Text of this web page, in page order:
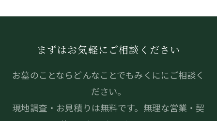
まずはお気軽にご相談ください
お墓のことならどんなことでもみくににご相談く
ださい。
現地調査・お見積りは無料です。無理な営業・契